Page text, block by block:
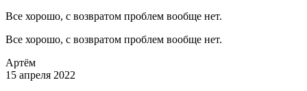
Все хорошо, с возвратом проблем вообще нет.
Все хорошо, с возвратом проблем вообще нет.
Артём
15 апреля 2022